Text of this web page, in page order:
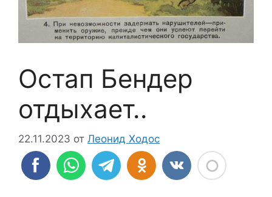
Остап Бендер
отдыхает..
22.11.2023 от Леонид Ходос